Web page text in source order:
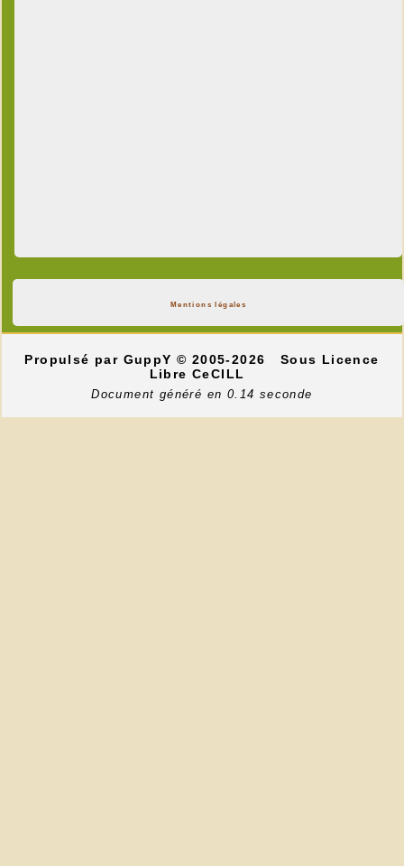
Mentions légales
Propulsé par GuppY© 2005-2026
Sous Licence
Libre CeCILL
Document généré en 0.14 seconde